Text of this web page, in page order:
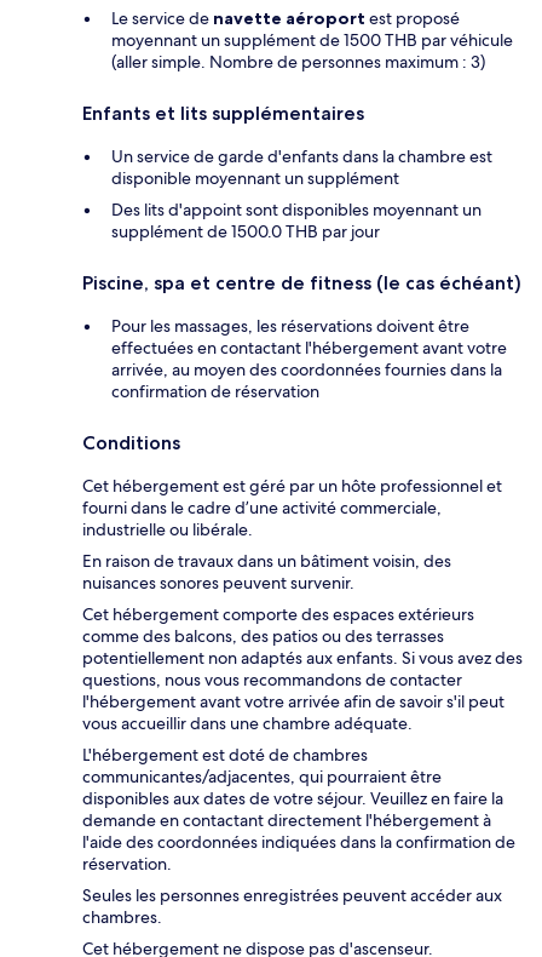
Le service de navette aéroport est proposé
moyennant un supplément de 1500 THB par véhicule
(aller simple. Nombre de personnes maximum : 3)
Enfants et lits supplémentaires
Un service de garde d'enfants dans la chambre est
disponible moyennant un supplément
Des lits d'appoint sont disponibles moyennant un
supplément de 1500.0 THB par jour
Piscine, spa et centre de fitness (le cas échéant)
Pour les massages, les réservations doivent être
effectuées en contactant l'hébergement avant votre
arrivée, au moyen des coordonnées fournies dans la
confirmation de réservation
Conditions
Cet hébergement est géré par un hôte professionnel et
fourni dans le cadre d’une activité commerciale,
industrielle ou libérale.
En raison de travaux dans un bâtiment voisin, des
nuisances sonores peuvent survenir.
Cet hébergement comporte des espaces extérieurs
comme des balcons, des patios ou des terrasses
potentiellement non adaptés aux enfants. Si vous avez des
questions, nous vous recommandons de contacter
l'hébergement avant votre arrivée afin de savoir s'il peut
vous accueillir dans une chambre adéquate.
L'hébergement est doté de chambres
communicantes/adjacentes, qui pourraient être
disponibles aux dates de votre séjour. Veuillez en faire la
demande en contactant directement l'hébergement à
l'aide des coordonnées indiquées dans la confirmation de
réservation.
Seules les personnes enregistrées peuvent accéder aux
chambres.
Cet hébergement ne dispose pas d'ascenseur.